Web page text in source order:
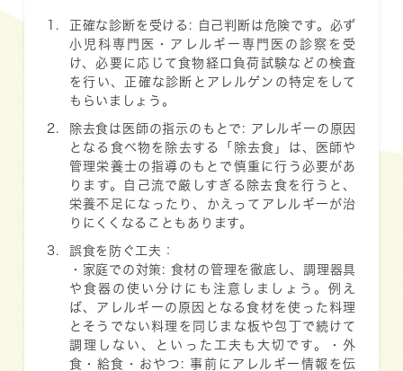
正確な診断を受ける: 自己判断は危険です。必ず
小児科専門医・アレルギー専門医の診察を受
け、必要に応じて食物経口負荷試験などの検査
を行い、正確な診断とアレルゲンの特定をして
もらいましょう。
除去食は医師の指示のもとで: アレルギーの原因
となる食べ物を除去する「除去食」は、医師や
管理栄養士の指導のもとで慎重に行う必要があ
ります。自己流で厳しすぎる除去食を行うと、
栄養不足になったり、かえってアレルギーが治
りにくくなることもあります。
誤食を防ぐ工夫：
・家庭での対策: 食材の管理を徹底し、調理器具
や食器の使い分けにも注意しましょう。例え
ば、アレルギーの原因となる食材を使った料理
とそうでない料理を同じまな板や包丁で続けて
調理しない、といった工夫も大切です。・ 外
食・給食・おやつ: 事前にアレルギー情報を伝